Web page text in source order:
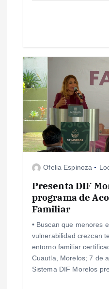
s
Ofelia Espinoza
Presenta DIF
programa de
Familiar
• Buscan que menores
vulnerabilidad crezcan
entorno familiar
Cuautla, Morelos; 7 de
Sistema DIF Morelos